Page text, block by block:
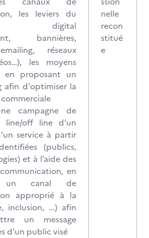
les leviers du
digital
bannières,
réseaux
les moyens
en proposant un
afin d'optimiser la
campagne de
off line d’un
service à partir
(publics,
et à l’aide des
en
un canal de
approprié à la
inclusion, ...) afin
un message
d'un public visé
nelle
recon
stitué
e